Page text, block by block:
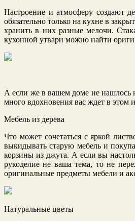
Настроение и атмосферу создают
обязательно только на кухне в
хранить в них разные мелочи.
кухонной утвари можно найти
А если же в вашем доме не нашлось
много вдохновения вас ждет в этом
Мебель из дерева
Что может сочетаться с яркой
выкидывать старую мебель и
корзины из джута. А если вы
рукоделие не ваша тема, то не
оригинальные предметы мебели и
Натуральные цветы